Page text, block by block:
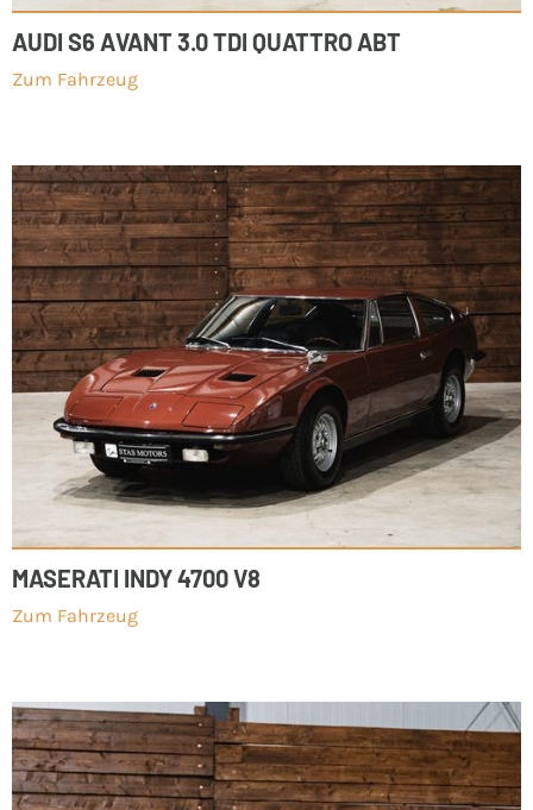
AUDI S6 AVANT 3.0 TDI QUATTRO ABT
Zum Fahrzeug
MASERATI INDY 4700 V8
Zum Fahrzeug